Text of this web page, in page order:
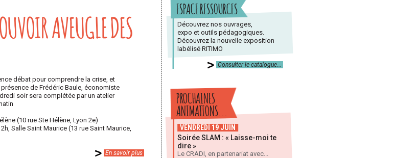
AVEUGLE DES
débat pour comprendre la crise, et
de Frédéric Baule, économiste
soir sera complétée par un atelier
(10 rue Ste Hélène, Lyon 2e)
Salle Saint Maurice (13 rue Saint Maurice,
En savoir plus
ESPACE RESSOURCES
Découvrez nos ouvrages,
expo et outils pédagogiques.
Découvrez la nouvelle exposition
labélisé RITIMO
Consulter le catalogue...
PROCHAINES
ANIMATIONS...
VENDREDI 19 JUIN
Soirée SLAM : « Laisse-moi te
dire »
Le CRADI, en partenariat avec...